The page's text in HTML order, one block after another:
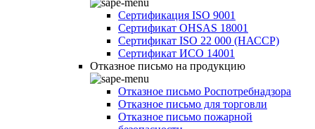
Сертификация ISO 9001
Сертификат OHSAS 18001
Сертификат ISO 22 000 (НАССР)
Сертификат ИСО 14001
Отказное письмо на продукцию
Отказное письмо Роспотребнадзора
Отказное письмо для торговли
Отказное письмо пожарной